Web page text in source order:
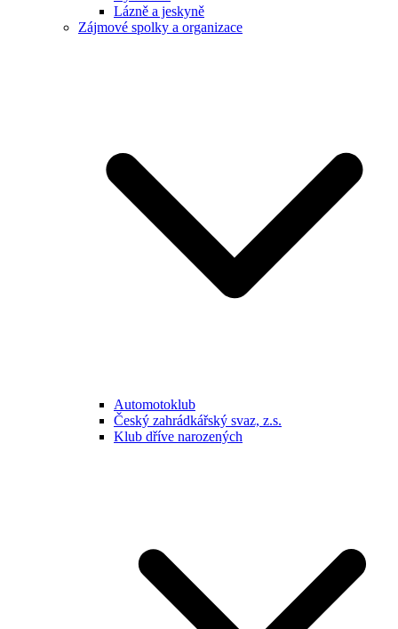
Lázně a jeskyně
Zájmové spolky a organizace
Automotoklub
Český zahrádkářský svaz, z.s.
Klub dříve narozených